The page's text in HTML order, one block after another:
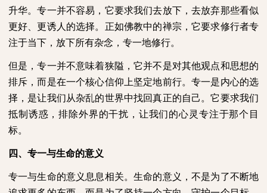
升华。专一并不容易，它要求我们去放下，去放弃那些看似
更好、更诱人的选择。正如佛教中的禅宗，它要求修行者专
注于当下，放下所有杂念，专一地修行。
但是，专一并不意味着狭隘，它并不是对其他观点和思想的
排斥，而是在一个核心信仰上坚定地前行。专一是内心的选
择，是让我们从杂乱的世界中找回真正的自己。它要求我们
抵制诱惑，排除外界的干扰，让我们的心灵专注于那个目
标。
四、专一与生命的意义
专一与生命的意义息息相关。生命的意义，不是为了不断地